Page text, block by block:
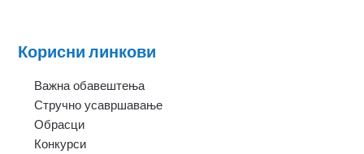
Корисни линкови
Важна обавештења
Стручно усавршавање
Обрасци
Конкурси